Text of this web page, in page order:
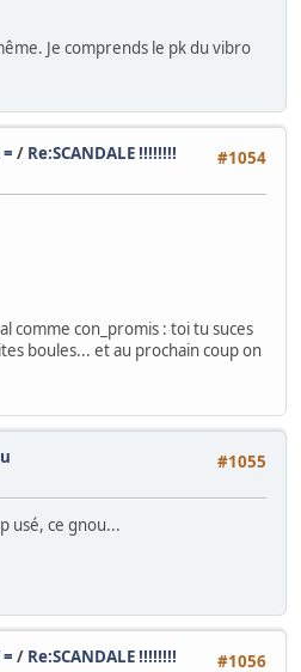
Je comprends le pk du vibro
#1054
/ Re:SCANDALE !!!!!!!!
comme con_promis : toi tu suces
boules... et au prochain coup on
#1055
usé, ce gnou...
#1056
/ Re:SCANDALE !!!!!!!!